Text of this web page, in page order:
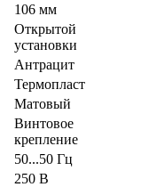
106 мм
Открытой
установки
Антрацит
Термопласт
Матовый
Винтовое
крепление
50...50 Гц
250 В